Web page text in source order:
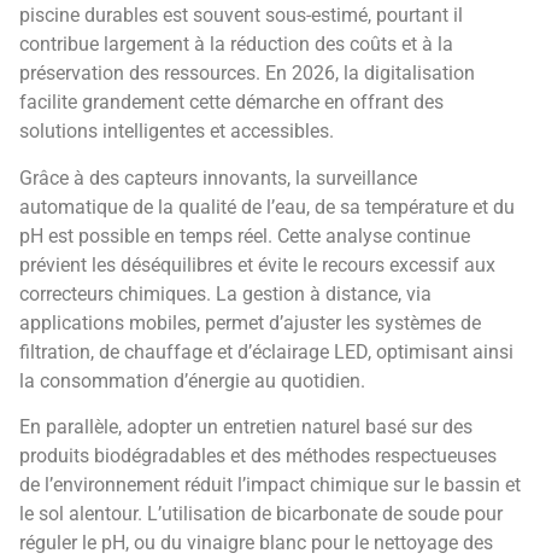
piscine durables est souvent sous-estimé, pourtant il
contribue largement à la réduction des coûts et à la
préservation des ressources. En 2026, la digitalisation
facilite grandement cette démarche en offrant des
solutions intelligentes et accessibles.
Grâce à des capteurs innovants, la surveillance
automatique de la qualité de l’eau, de sa température et du
pH est possible en temps réel. Cette analyse continue
prévient les déséquilibres et évite le recours excessif aux
correcteurs chimiques. La gestion à distance, via
applications mobiles, permet d’ajuster les systèmes de
filtration, de chauffage et d’éclairage LED, optimisant ainsi
la consommation d’énergie au quotidien.
En parallèle, adopter un entretien naturel basé sur des
produits biodégradables et des méthodes respectueuses
de l’environnement réduit l’impact chimique sur le bassin et
le sol alentour. L’utilisation de bicarbonate de soude pour
réguler le pH, ou du vinaigre blanc pour le nettoyage des